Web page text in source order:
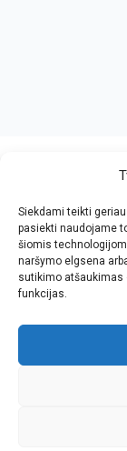
Siekdami teikti
pasiekti naudojame
šiomis
naršymo elgsena
sutikimo atšaukimas
funkcijas.
Tel.: +370 657 81065